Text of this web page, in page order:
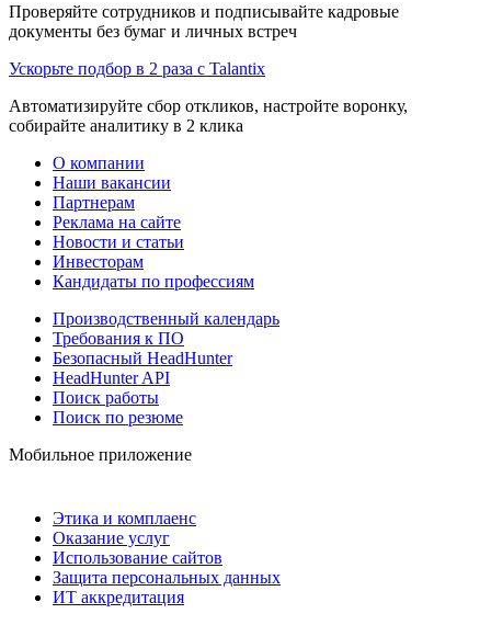
Проверяйте сотрудников и подписывайте кадровые
документы без бумаг и личных встреч
Ускорьте подбор в 2 раза с Talantix
Автоматизируйте сбор откликов, настройте воронку,
собирайте аналитику в 2 клика
О компании
Наши вакансии
Партнерам
Реклама на сайте
Новости и статьи
Инвесторам
Кандидаты по профессиям
Производственный календарь
Требования к ПО
Безопасный HeadHunter
HeadHunter API
Поиск работы
Поиск по резюме
Мобильное приложение
Этика и комплаенс
Оказание услуг
Использование сайтов
Защита персональных данных
ИТ аккредитация